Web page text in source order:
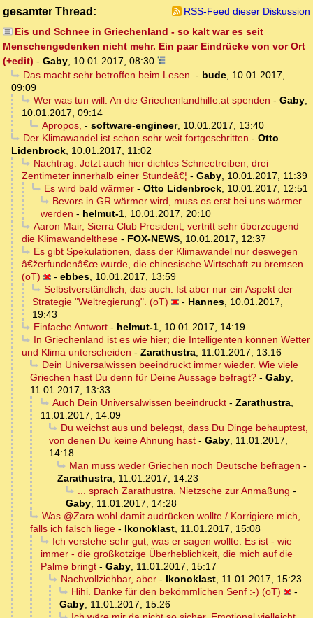
gesamter Thread:
RSS-Feed dieser Diskussion
Eis und Schnee in Griechenland - so kalt war es seit
Menschengedenken nicht mehr. Ein paar Eindrücke von vor Ort
(+edit) - Gaby, 10.01.2017, 08:30
Das macht sehr betroffen beim Lesen. - bude, 10.01.2017,
09:09
Wer was tun will: An die Griechenlandhilfe.at spenden - Gaby,
10.01.2017, 09:14
Apropos, - software-engineer, 10.01.2017, 13:40
Der Klimawandel ist schon sehr weit fortgeschritten - Otto
Lidenbrock, 10.01.2017, 11:02
Nachtrag: Jetzt auch hier dichtes Schneetreiben, drei
Zentimeter innerhalb einer Stundeâ€¦ - Gaby, 10.01.2017, 11:39
Es wird bald wärmer- Otto Lidenbrock, 10.01.2017, 12:51
Bevors in GR wärmer wird, muss es erst bei uns wärmer
werden - helmut-1, 10.01.2017, 20:10
Aaron Mair, Sierra Club President, vertritt sehr überzeugend
die Klimawandelthese - FOX-NEWS, 10.01.2017, 12:37
Es gibt Spekulationen, dass der Klimawandel nur deswegen
â€žerfundenâ€œ wurde, die chinesische Wirtschaft zu bremsen
(oT)
- ebbes, 10.01.2017, 13:59
Selbstverständlich, das auch. Ist aber nur ein Aspekt der
Strategie "Weltregierung". (oT)
- Hannes, 10.01.2017,
19:43
Einfache Antwort- helmut-1, 10.01.2017, 14:19
In Griechenland ist es wie hier; die Intelligenten können Wetter
und Klima unterscheiden - Zarathustra, 11.01.2017, 13:16
Dein Universalwissen beeindruckt immer wieder. Wie viele
Griechen hast Du denn für Deine Aussage befragt? - Gaby,
11.01.2017, 13:33
Auch Dein Universalwissen beeindruckt- Zarathustra,
11.01.2017, 14:09
Du weichst aus und belegst, dass Du Dinge behauptest,
von denen Du keine Ahnung hast - Gaby, 11.01.2017,
14:18
Man muss weder Griechen noch Deutsche befragen -
Zarathustra, 11.01.2017, 14:23
... sprach Zarathustra. Nietzsche zur Anmaßung -
Gaby, 11.01.2017, 14:28
Was @Zara wohl damit audrücken wollte / Korrigiere mich,
falls ich falsch liege - Ikonoklast, 11.01.2017, 15:08
Ich verstehe sehr gut, was er sagen wollte. Es ist - wie
immer - die großkotzige Überheblichkeit, die mich auf die
Palme bringt - Gaby, 11.01.2017, 15:17
Nachvollziehbar, aber- Ikonoklast, 11.01.2017, 15:23
Hihi. Danke für den bekömmlichen Senf :-) (oT)
-
Gaby, 11.01.2017, 15:26